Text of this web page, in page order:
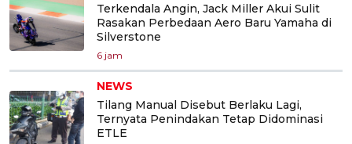
Terkendala Angin, Jack Miller Akui Sulit
Rasakan Perbedaan Aero Baru Yamaha di
Silverstone
6 jam
NEWS
Tilang Manual Disebut Berlaku Lagi,
Ternyata Penindakan Tetap Didominasi
ETLE